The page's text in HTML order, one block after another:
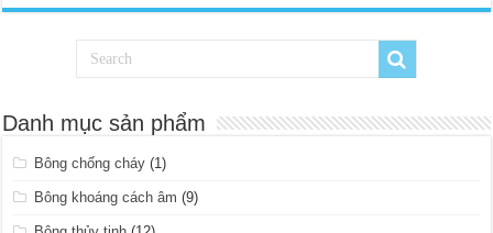
Danh mục sản phẩm
Bông chống cháy (1)
Bông khoáng cách âm (9)